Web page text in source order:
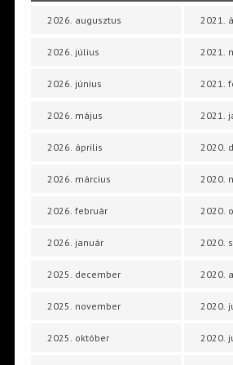
2026. augusztus
2026. július
2026. június
2026. május
2026. április
2026. március
2026. február
2026. január
2025. december
2025. november
2025. október
2021.
2021.
2021.
2021.
2020.
2020.
2020.
2020.
2020.
2020.
2020.